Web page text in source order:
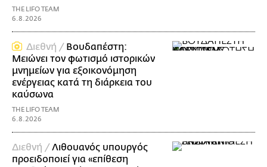
THE LIFO TEAM
6.8.2026
Διεθνή / Βουδαπέστη:
Μειώνει τον φωτισμό ιστορικών
μνημείων για εξοικονόμηση
ενέργειας κατά τη διάρκεια του
καύσωνα
THE LIFO TEAM
6.8.2026
Διεθνή /Λιθουανός υπουργός
προειδοποιεί για «επίθεση